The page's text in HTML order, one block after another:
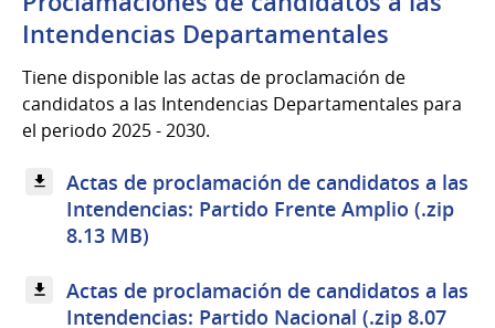
Intendencias Departamentales
Tiene disponible las actas de proclamación de
candidatos a las Intendencias Departamentales para
el periodo 2025 - 2030.
Actas de proclamación de candidatos a las
Intendencias: Partido Frente Amplio (.zip
8.13 MB)
Actas de proclamación de candidatos a las
Intendencias: Partido Nacional (.zip 8.07